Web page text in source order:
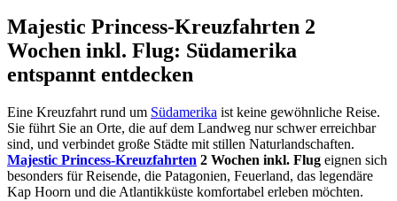
Majestic Princess-Kreuzfahrten 2
Wochen inkl. Flug: Südamerika
entspannt entdecken
Eine Kreuzfahrt rund um Südamerika ist keine gewöhnliche Reise.
Sie führt Sie an Orte, die auf dem Landweg nur schwer erreichbar
sind, und verbindet große Städte mit stillen Naturlandschaften.
Majestic Princess-Kreuzfahrten 2 Wochen inkl. Flug eignen sich
besonders für Reisende, die Patagonien, Feuerland, das legendäre
Kap Hoorn und die Atlantikküste komfortabel erleben möchten.